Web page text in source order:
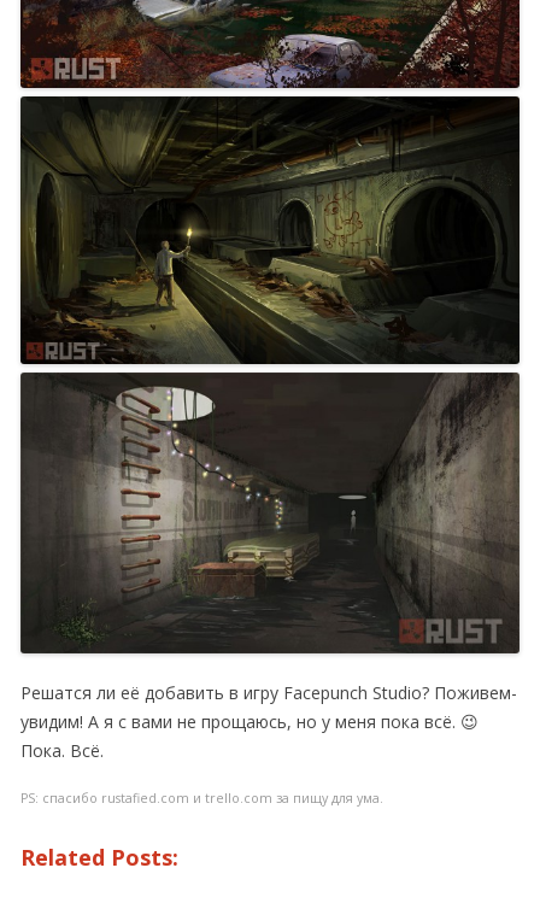
Решатся ли её добавить в игру Facepunch Studio? Поживем-
увидим! А я с вами не прощаюсь, но у меня пока всё. 😉
Пока. Всё.
PS: спасибо rustafied.com и trello.com за пищу для ума.
Related Posts: